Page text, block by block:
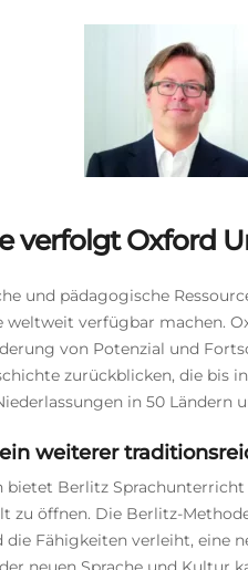
verfolgt Oxford
und pädagogische
weltweit verfügbar machen.
von Potenzial und
zurückblicken, die bis
in 50 Ländern
weiterer
bietet Berlitz
zu öffnen. Die Berlitz-
die Fähigkeiten verleiht, eine